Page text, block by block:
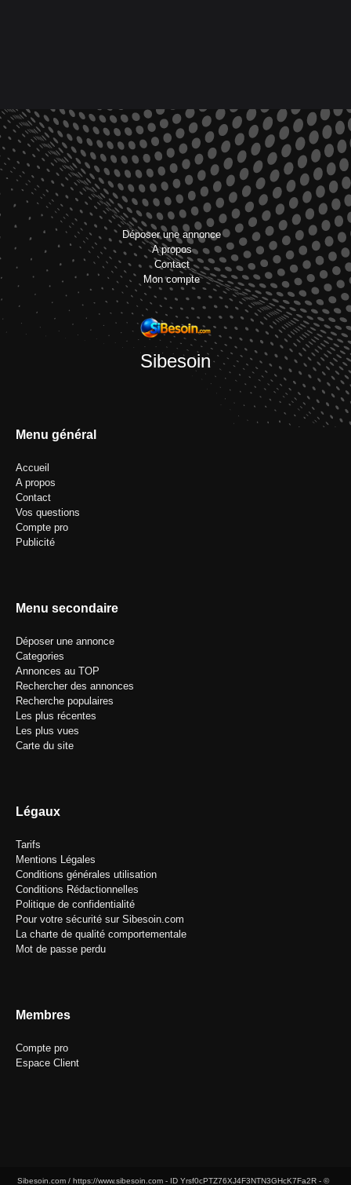
Déposer une annonce
A propos
Contact
Mon compte
Sibesoin
Menu général
Accueil
A propos
Contact
Vos questions
Compte pro
Publicité
Menu secondaire
Déposer une annonce
Categories
Annonces au TOP
Rechercher des annonces
Recherche populaires
Les plus récentes
Les plus vues
Carte du site
Légaux
Tarifs
Mentions Légales
Conditions générales utilisation
Conditions Rédactionnelles
Politique de confidentialité
Pour votre sécurité sur Sibesoin.com
La charte de qualité comportementale
Mot de passe perdu
Membres
Compte pro
Espace Client
Sibesoin.com / https://www.sibesoin.com - IDYrsf0cPTZ76XJ4F3NTN3GHcK7Fa2R - ©